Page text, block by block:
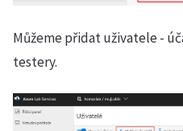
Můžeme přidat uživatele -
testery.